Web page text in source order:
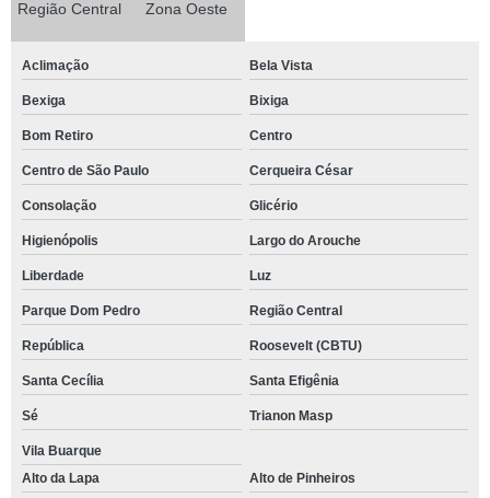
Região Central Zona Oeste
Aclimação Bela Vista
Bexiga Bixiga
Bom Retiro Centro
Centro de São Paulo Cerqueira César
Consolação Glicério
Higienópolis Largo do Arouche
Liberdade Luz
Parque Dom Pedro Região Central
República Roosevelt (CBTU)
Santa Cecília Santa Efigênia
Sé Trianon Masp
Vila Buarque
Alto da Lapa
Alto de Pinheiros